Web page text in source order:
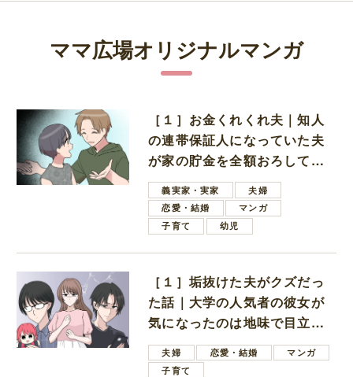
ママ広場オリジナルマンガ
［１］お金くれくれ夫｜知人
の連帯保証人になっていた夫
が家の貯金を全額おろしてほ
しいと言ってきた
義実家・実家
夫婦
恋愛・結婚
マンガ
子育て
幼児
［１］垢抜けた夫がクズだっ
た話｜大学の人気者の彼女が
気になったのは地味で目立た
ない男子学生
夫婦 恋愛・結婚
マンガ
子育て